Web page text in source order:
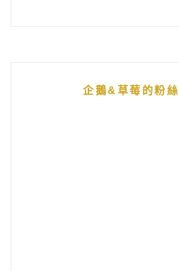
企鵝&草莓的粉